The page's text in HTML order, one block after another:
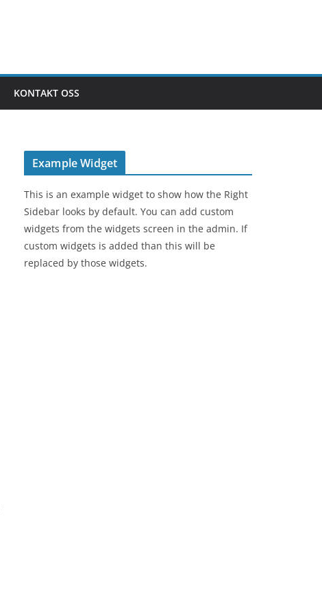
KONTAKT OSS
Example Widget
This is an example widget to show how the Right
Sidebar looks by default. You can add custom
widgets from the widgets screen in the admin. If
custom widgets is added than this will be
replaced by those widgets.